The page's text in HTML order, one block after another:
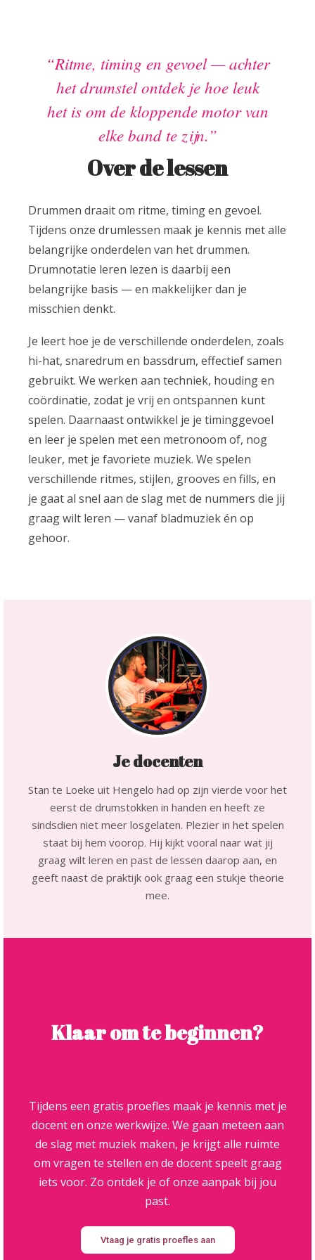
Ritme, timing en gevoel — achter
het drumstel ontdek je hoe leuk
het is om de kloppende motor van
elke band te zijn.
Over de lessen
Drummen draait om ritme, timing en gevoel.
Tijdens onze drumlessen maak je kennis met alle
belangrijke onderdelen van het drummen.
Drumnotatie leren lezen is daarbij een
belangrijke basis — en makkelijker dan je
misschien denkt.
Je leert hoe je de verschillende onderdelen, zoals
hi-hat, snaredrum en bassdrum, effectief samen
gebruikt. We werken aan techniek, houding en
coördinatie, zodat je vrij en ontspannen kunt
spelen. Daarnaast ontwikkel je je timinggevoel
en leer je spelen met een metronoom of, nog
leuker, met je favoriete muziek. We spelen
verschillende ritmes, stijlen, grooves en fills, en
je gaat al snel aan de slag met de nummers die jij
graag wilt leren — vanaf bladmuziek én op
gehoor.
Je docenten
Stan te Loeke uit Hengelo had op zijn vierde voor het
eerst de drumstokken in handen en heeft ze
sindsdien niet meer losgelaten. Plezier in het spelen
staat bij hem voorop. Hij kijkt vooral naar wat jij
graag wilt leren en past de lessen daarop aan, en
geeft naast de praktijk ook graag een stukje theorie
mee.
Klaar om te beginnen?
Tijdens een gratis proefles maak je kennis met je
docent en onze werkwijze. We gaan meteen aan
de slag met muziek maken, je krijgt alle ruimte
om vragen te stellen en de docent speelt graag
iets voor. Zo ontdek je of onze aanpak bij jou
past.
Vtaag je gratis proefles aan